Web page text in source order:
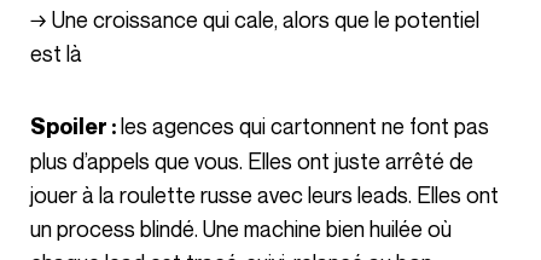
→ Une croissance qui cale, alors que le potentiel
est là
Spoiler :les agences qui cartonnent ne font pas
plus d’appels que vous. Elles ont juste arrêté de
jouer à la roulette russe avec leurs leads. Elles ont
un process blindé. Une machine bien huilée où